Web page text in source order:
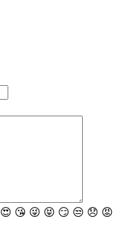
😍 😘 😜 😝 😏 😒 😞 😡